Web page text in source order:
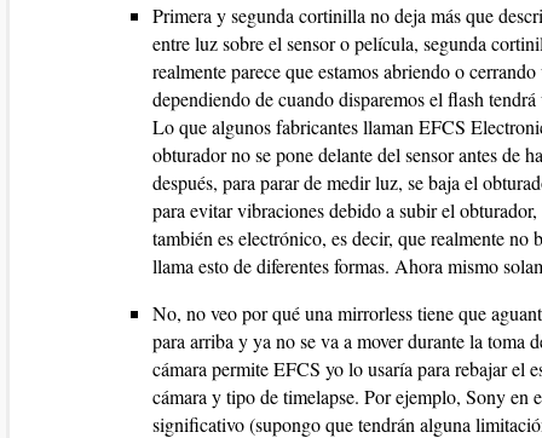
Primera y segunda cortinilla no deja más que
entre luz sobre el sensor o película, segunda
realmente parece que estamos abriendo o
dependiendo de cuando disparemos el flash
Lo que algunos fabricantes llaman EFCS
obturador no se pone delante del sensor antes de
después, para parar de medir luz, se baja el
para evitar vibraciones debido a subir el
también es electrónico, es decir, que realmente
llama esto de diferentes formas. Ahora mismo
No, no veo por qué una mirrorless tiene que
para arriba y ya no se va a mover durante la toma
cámara permite EFCS yo lo usaría para rebajar el
cámara y tipo de timelapse. Por ejemplo, Sony en
significativo (supongo que tendrán alguna